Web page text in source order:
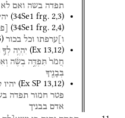
תפדה בשה ואם לא
(34Se1 frg. 2,3)
(34Se1 frg. 2,4)
ו]ערפתו וכל בכור )
(Ex 13,12) יִהְיֶ֥ה לְךָ֛
חֲמֹר֙ תִּפְדֶּ֣ה בְשֶׂ֔ה
בְּבָנֶ֖יךָ
(Ex SP 13,12) יהיו
פטר חמור תפדה
אדם בבניך